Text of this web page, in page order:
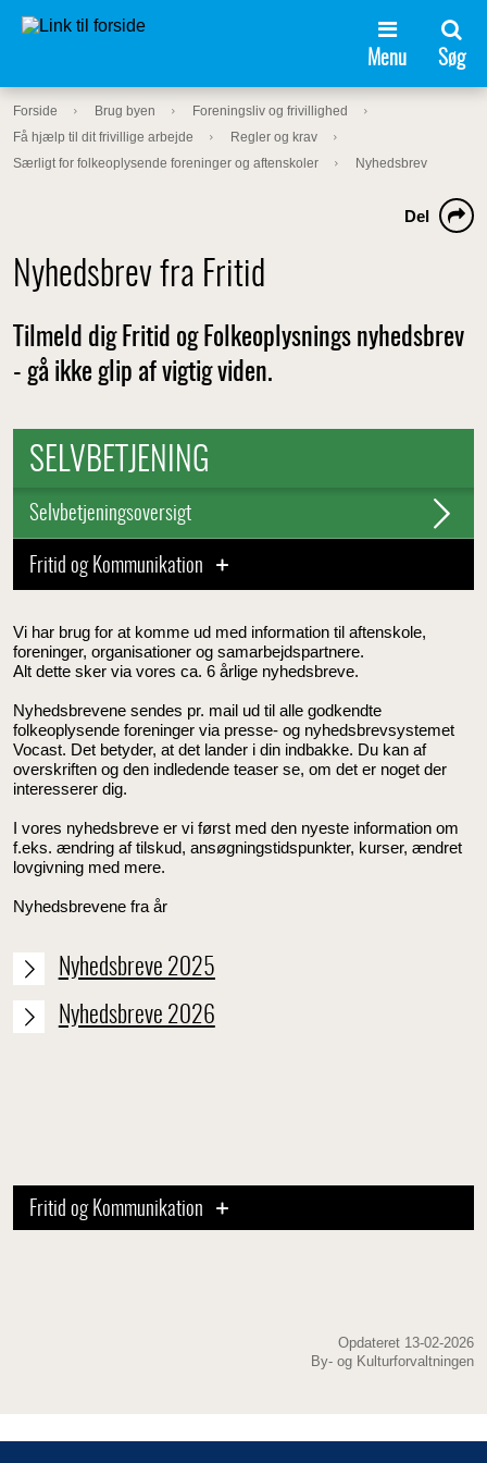
Menu Søg
Forside Brug byen
Foreningsliv og frivillighed
Få hjælp til dit frivillige arbejde
Regler og krav
Særligt for folkeoplysende foreninger og aftenskoler
Nyhedsbrev
Nyhedsbrev fra Fritid
Del
Tilmeld dig Fritid og Folkeoplysnings nyhedsbrev
- gå ikke glip af vigtig viden.
SELVBETJENING
Selvbetjeningsoversigt
Fritid og Kommunikation
Vi har brug for at komme ud med information til aftenskole,
foreninger, organisationer og samarbejdspartnere.
Alt dette sker via vores ca. 6 årlige nyhedsbreve.
Nyhedsbrevene sendes pr. mail ud til alle godkendte
folkeoplysende foreninger via presse- og nyhedsbrevsystemet
Vocast. Det betyder, at det lander i din indbakke. Du kan af
overskriften og den indledende teaser se, om det er noget der
interesserer dig.
I vores nyhedsbreve er vi først med den nyeste information om
f.eks. ændring af tilskud, ansøgningstidspunkter, kurser, ændret
lovgivning med mere.
Nyhedsbrevene fra år
Nyhedsbreve 2025
Nyhedsbreve 2026
Fritid og Kommunikation
Opdateret 13-02-2026
By- og Kulturforvaltningen